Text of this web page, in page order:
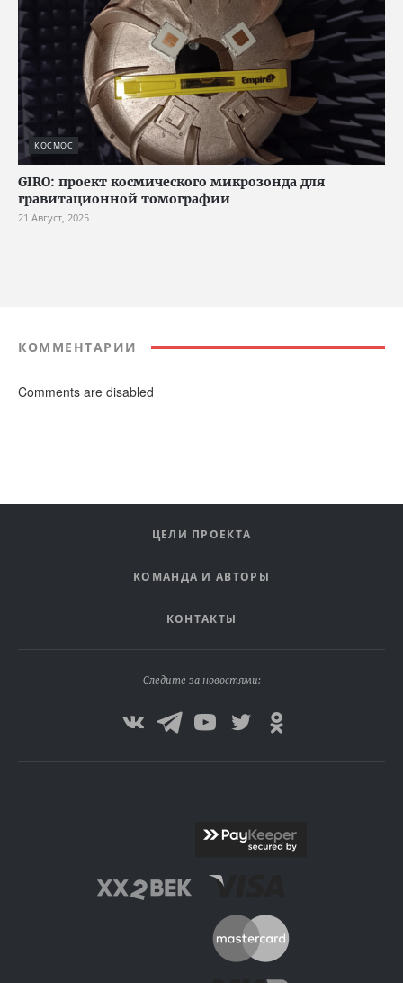
КОСМОС
GIRO: проект космического микрозонда для
гравитационной томографии
21 Август, 2025
КОММЕНТАРИИ
Comments are disabled
ЦЕЛИ ПРОЕКТА
КОМАНДА И АВТОРЫ
КОНТАКТЫ
Следите за новостями: